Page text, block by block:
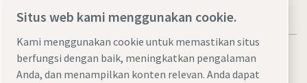
Situs web kami menggunakan cookie.
Kami menggunakan cookie untuk memastikan situs
berfungsi dengan baik, meningkatkan pengalaman
Anda, dan menampilkan konten relevan. Anda dapat